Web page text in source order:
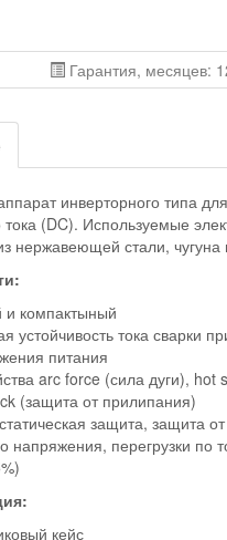
Гарантия, месяцев:
инверторного типа
тока (DC). Используемые
нержавеющей стали, чугуна
и компактыный
устойчивость тока сварки
питания
arc force (сила дуги), hot
(защита от прилипания)
защита, защита
напряжения, перегрузки по
кейс